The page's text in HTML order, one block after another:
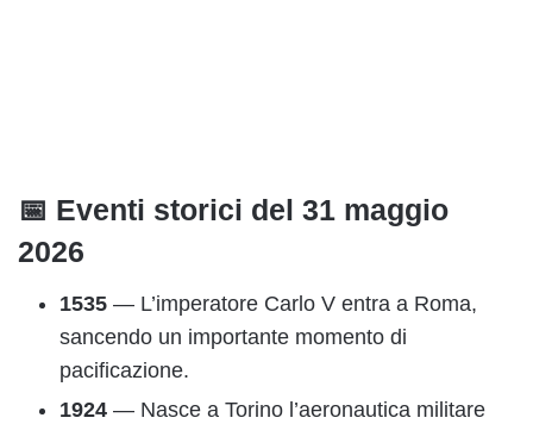
📅 Eventi storici del 31 maggio
2026
1535 — L’imperatore Carlo V entra a Roma,
sancendo un importante momento di
pacificazione.
1924 — Nasce a Torino l’aeronautica militare